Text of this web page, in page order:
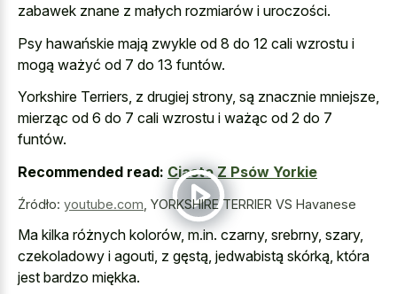
zabawek znane z małych rozmiarów i uroczości.
Psy hawańskie mają zwykle od 8 do 12 cali wzrostu i
mogą ważyć od 7 do 13 funtów.
Yorkshire Terriers, z drugiej strony, są znacznie mniejsze,
mierząc od 6 do 7 cali wzrostu i ważąc od 2 do 7
funtów.
Recommended read: Ciasto Z Psów Yorkie
Źródło: youtube.com YORKSHIRE TERRIER VS Havanese
Ma kilka różnych kolorów, m.in. czarny, srebrny, szary,
czekoladowy i agouti, z gęstą, jedwabistą skórką, która
jest bardzo miękka.